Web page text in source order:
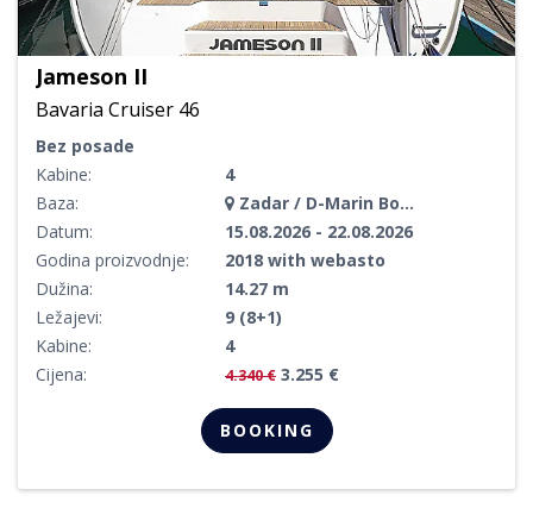
Jameson II
Bavaria Cruiser 46
Bez posade
Kabine:
4
Baza:
Zadar / D-Marin Borik
Datum:
15.08.2026 - 22.08.2026
Godina proizvodnje:
2018 with webasto
Dužina:
14.27 m
Ležajevi:
9 (8+1)
Kabine:
4
Cijena:
4.340 € 3.255 €
BOOKING